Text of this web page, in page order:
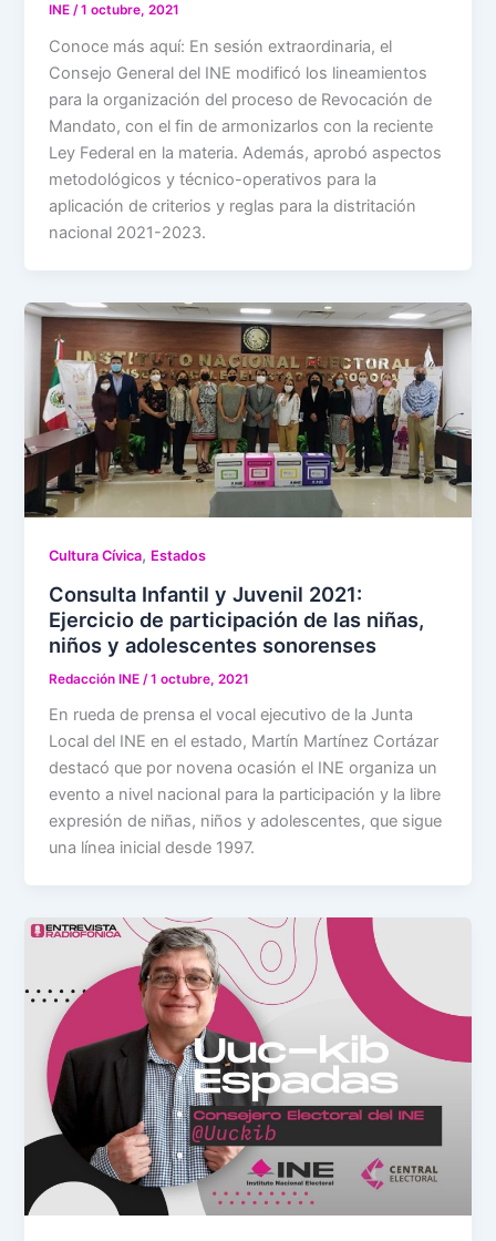
INE/1 octubre, 2021
Conoce más aquí: En sesión extraordinaria, el
Consejo General del INE modificó los lineamientos
para la organización del proceso de Revocación de
Mandato, con el fin de armonizarlos con la reciente
Ley Federal en la materia. Además, aprobó aspectos
metodológicos y técnico-operativos para la
aplicación de criterios y reglas para la distritación
nacional 2021-2023.
Cultura Cívica, Estados
Consulta Infantil y Juvenil 2021:
Ejercicio de participación de las niñas,
niños y adolescentes sonorenses
Redacción INE /1 octubre, 2021
En rueda de prensa el vocal ejecutivo de la Junta
Local del INE en el estado, Martín Martínez Cortázar
destacó que por novena ocasión el INE organiza un
evento a nivel nacional para la participación y la libre
expresión de niñas, niños y adolescentes, que sigue
una línea inicial desde 1997.